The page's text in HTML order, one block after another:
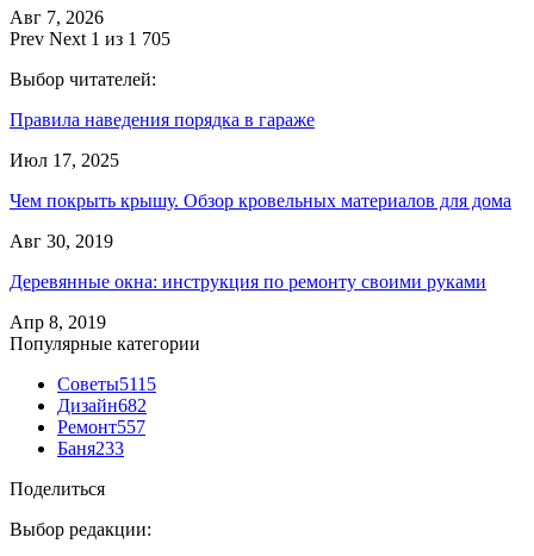
Авг 7, 2026
Prev Next 1 из 1 705
Выбор читателей:
Правила наведения порядка в гараже
Июл 17, 2025
Чем покрыть крышу. Обзор кровельных материалов для дома
Авг 30, 2019
Деревянные окна: инструкция по ремонту своими руками
Апр 8, 2019
Популярные категории
Советы5115
Дизайн682
Ремонт557
Баня233
Поделиться
Выбор редакции: